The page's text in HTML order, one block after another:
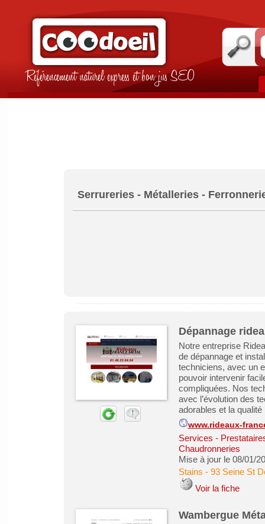
Référencement naturel express et bon jus SEO
Serrureries - Métalleries -
Dépannage
Notre entreprise
de dépannage et
techniciens, avec un
pouvoir intervenir
compliquées. Nos
avec l’évolution des
adorables et la qualité
www.rideaux-
Services -
Chaudronneries
Mise à jour le 08/01/
Stains - 93 Seine St
Voir la fiche
Wambergue